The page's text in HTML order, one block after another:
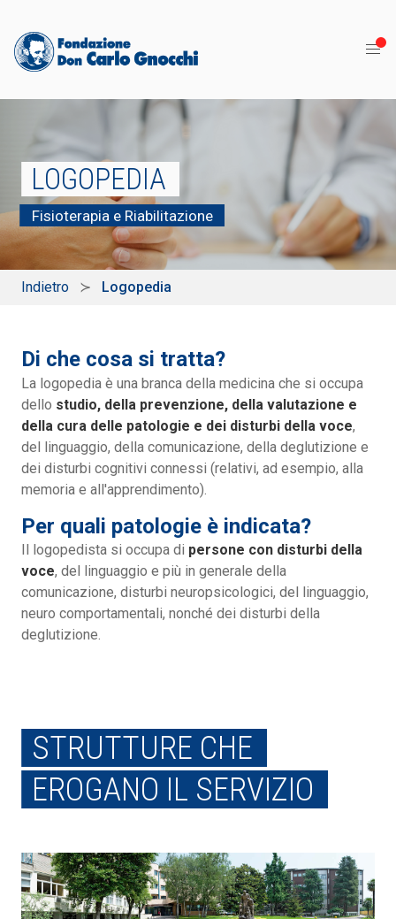
LOGOPEDIA
Fisioterapia e Riabilitazione
Indietro Logopedia
Di che cosa si tratta?
La logopedia è una branca della medicina che si occupa
dello studio, della prevenzione, della valutazione e
della cura delle patologie e dei disturbi della voce,
del linguaggio, della comunicazione, della deglutizione e
dei disturbi cognitivi connessi (relativi, ad esempio, alla
memoria e all'apprendimento).
Per quali patologie è indicata?
Il logopedista si occupa di persone con disturbi della
voce, del linguaggio e più in generale della
comunicazione, disturbi neuropsicologici, del linguaggio,
neuro comportamentali, nonché dei disturbi della
deglutizione.
STRUTTURE CHE
EROGANO IL SERVIZIO